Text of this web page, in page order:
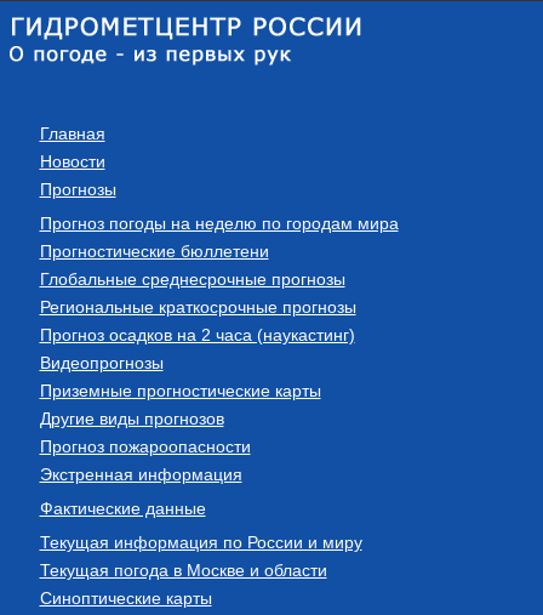
Главная
Новости
Прогнозы
Прогноз погоды на неделю по городам мира
Прогностические бюллетени
Глобальные среднесрочные прогнозы
Региональные краткосрочные прогнозы
Прогноз осадков на 2 часа (наукастинг)
Видеопрогнозы
Приземные прогностические карты
Другие виды прогнозов
Прогноз пожароопасности
Экстренная информация
Фактические данные
Текущая информация по России и миру
Текущая погода в Москве и области
Синоптические карты